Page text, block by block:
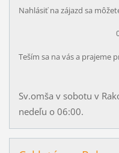
Nahlásiťna zájazd sa
0902 967
Teším sa na vás a prajeme
Sv.omša v sobotu v
nedeľu o 06:00.